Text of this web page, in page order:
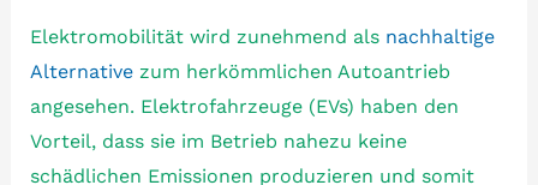
Elektromobilität wird zunehmend als nachhaltige
Alternativezum herkömmlichen Autoantrieb
angesehen. Elektrofahrzeuge (EVs) haben den
Vorteil, dass sie im Betrieb nahezu keine
schädlichen Emissionen produzieren und somit